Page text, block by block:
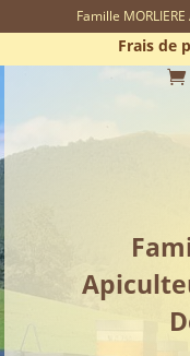
Famille
Frais de